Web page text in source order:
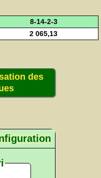
8-14-2-3
2 065,13
des